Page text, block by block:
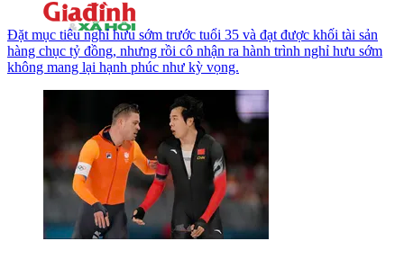
Đặt mục tiêu nghỉ hưu sớm trước tuổi 35 và đạt được khối tài sản
hàng chục tỷ đồng, nhưng rồi cô nhận ra hành trình nghỉ hưu sớm
không mang lại hạnh phúc như kỳ vọng.